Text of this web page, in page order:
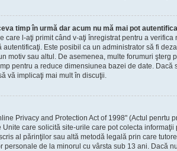
timp în urmă dar acum nu mă mai pot
care l-aţi primit când v-aţi înregistrat pentru a
autentificaţi. Este posibil ca un administrator să fi
motiv sau altul. De asemenea, multe forumuri şterg
pentru a reduce dimensiunea bazei de date. Dacă
vă implicaţi mai mult în discuţii.
Privacy and Protection Act of 1998" (Actul penrtu
Unite care solicită site-urile care pot colecta
al părinţilor sau altă metodă legală prin care
personale de la minorul cu vârsta sub 13 ani. Dacă